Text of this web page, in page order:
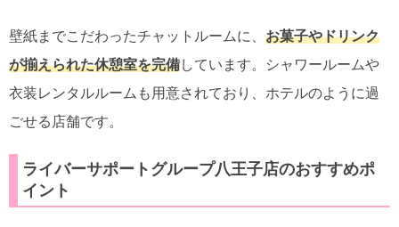
壁紙までこだわったチャットルームに、 お菓子やドリンク
が揃えられた休憩室を完備しています。シャワールームや
衣装レンタルルームも用意されており、ホテルのように過
ごせる店舗です。
ライバーサポートグループ八王子店のおすすめポ
イント